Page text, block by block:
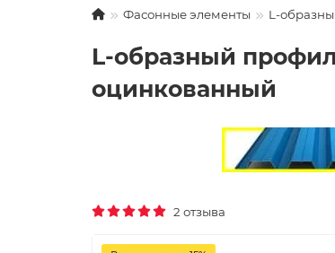
Фасонные элементы L-
L-образный
оцинкованный
2 отзыва